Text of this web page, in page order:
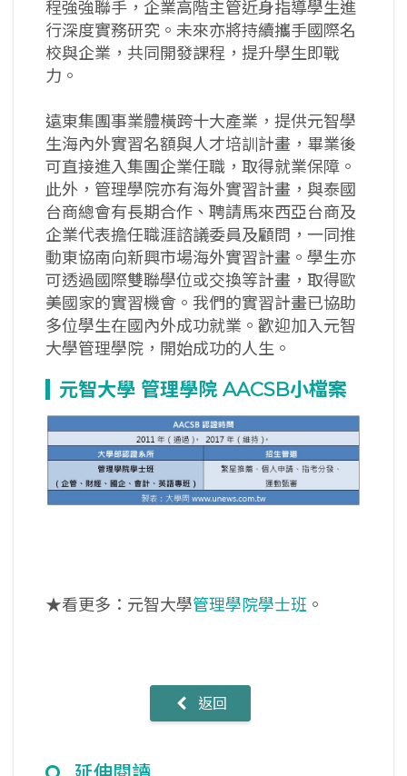
程強強聯手，企業高階主管近身指導學生進
行深度實務研究。未來亦將持續攜手國際名
校與企業，共同開發課程，提升學生即戰
力。
遠東集團事業體橫跨十大產業，提供元智學
生海內外實習名額與人才培訓計畫，畢業後
可直接進入集團企業任職，取得就業保障。
此外，管理學院亦有海外實習計畫，與泰國
台商總會有長期合作、聘請馬來西亞台商及
企業代表擔任職涯諮議委員及顧問，一同推
動東協南向新興市場海外實習計畫。學生亦
可透過國際雙聯學位或交換等計畫，取得歐
美國家的實習機會。我們的實習計畫已協助
多位學生在國內外成功就業。歡迎加入元智
大學管理學院，開始成功的人生。
元智大學 管理學院 AACSB小檔案
★看更多：元智大學管理學院學士班 。
返回